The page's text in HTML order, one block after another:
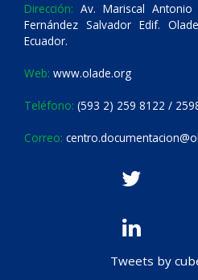
Dirección: Av. Mariscal
Fernández Salvador Edif.
Ecuador.
Web: www.olade.org
Teléfono: (593 2) 259 8122 /
Correo:
Tweets by